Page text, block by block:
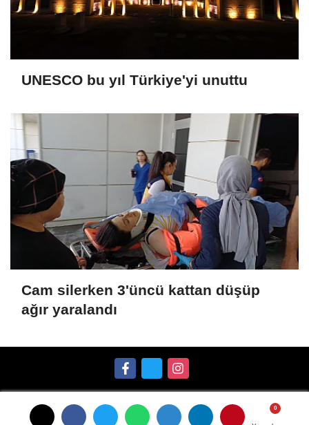
UNESCO bu yıl Türkiye'yi unuttu
Cam silerken 3'üncü kattan düşüp
ağır yaralandı